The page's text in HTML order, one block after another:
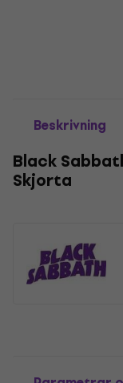
Beskrivning
Black
Skjorta